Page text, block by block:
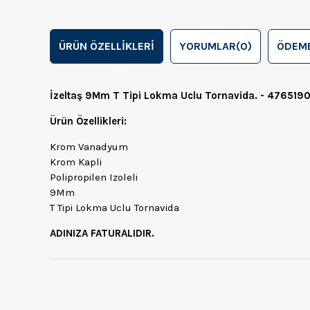
ÜRÜN ÖZELLIKLERI YORUMLAR(0)
İzeltaş 9Mm T Tipi Lokma Uclu Tornavida. -
Ürün Özellikleri:
Krom Vanadyum
Krom Kapli
Polipropilen Izoleli
9Mm
T Tipi Lokma Uclu Tornavida
ADINIZA FATURALIDIR.